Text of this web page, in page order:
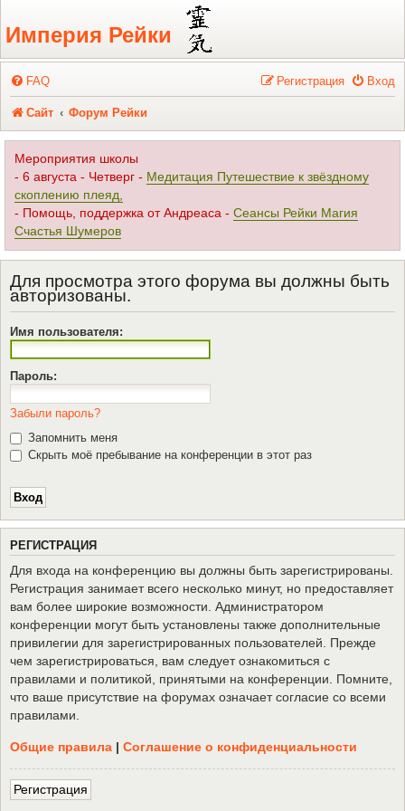
Регистрация
Империя Рейки
FAQ Вход
Регистрация
Сайт Форум Рейки
Мероприятия школы
- 6 августа - Четверг - Медитация Путешествие к звёздному
скоплению плеяд,
- Помощь, поддержка от Андреаса - Сеансы Рейки Магия
Счастья Шумеров
Для просмотра этого форума вы должны быть
авторизованы.
Имя пользователя:
Пароль:
Забыли пароль?
Запомнить меня
Скрыть моё пребывание на конференции в этот раз
РЕГИСТРАЦИЯ
Для входа на конференцию вы должны быть зарегистрированы.
Регистрация занимает всего несколько минут, но предоставляет
вам более широкие возможности. Администратором
конференции могут быть установлены также дополнительные
привилегии для зарегистрированных пользователей. Прежде
чем зарегистрироваться, вам следует ознакомиться с
правилами и политикой, принятыми на конференции. Помните,
что ваше присутствие на форумах означает согласие со всеми
правилами.
Общие правила | Соглашение о конфиденциальности
Регистрация